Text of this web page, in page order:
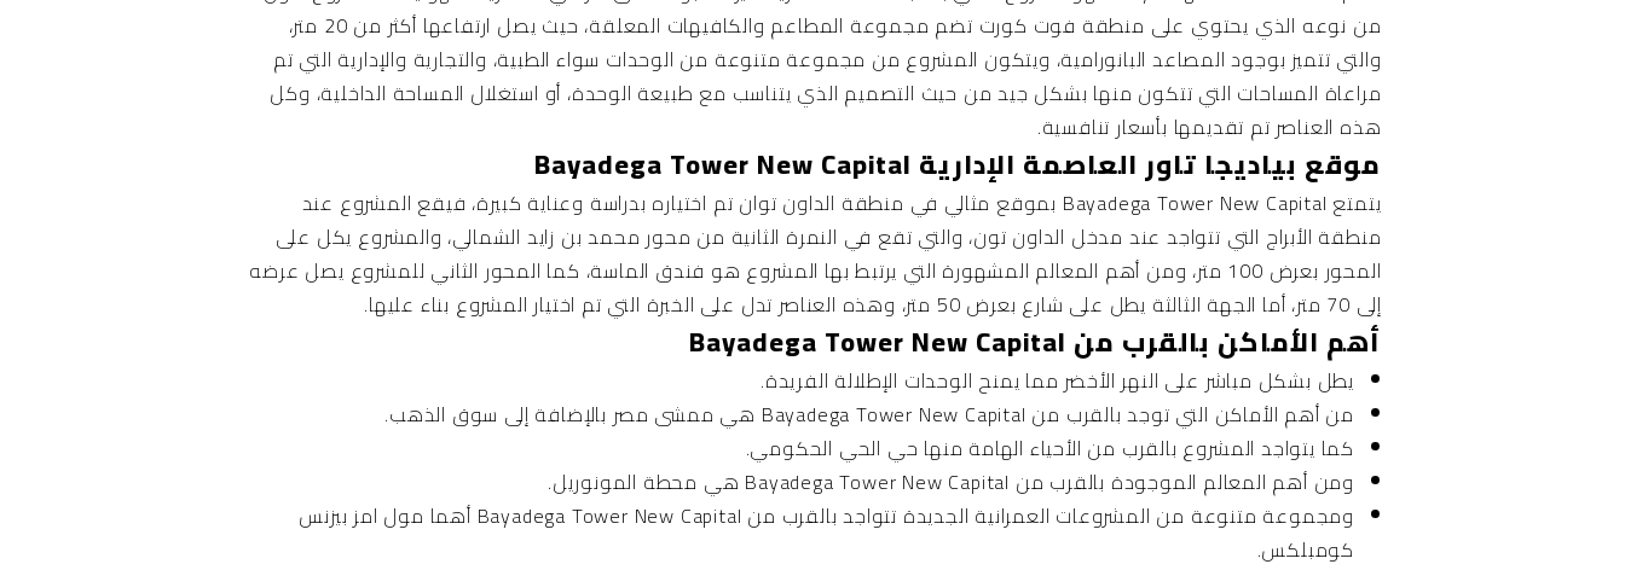
من نوعه الذي يحتوي على منطقة فوت كورت تضم مجموعة المطاعم والكافيهات المعلقة، حيث يصل ارتفاعها أكثر من 20 متر،
والتي تتميز بوجود المصاعد البانورامية، ويتكون المشروع من مجموعة متنوعة من الوحدات سواء الطبية، والتجارية والإدارية التي تم
مراعاة المساحات التي تتكون منها بشكل جيد من حيث التصميم الذي يتناسب مع طبيعة الوحدة، أو استغلال المساحة الداخلية، وكل
هذه العناصر تم تقديمها بأسعار تنافسية.
موقع بياديجا تاور العاصمة الإدارية Bayadega Tower New Capital
يتمتع Bayadega Tower New Capital بموقع مثالي في منطقة الداون توان تم اختياره بدراسة وعناية كبيرة، فيقع المشروع عند
منطقة الأبراج التي تتواجد عند مدخل الداون تون، والتي تقع في النمرة الثانية من محور محمد بن زايد الشمالي، والمشروع يكل على
المحور بعرض 100 متر، ومن أهم المعالم المشهورة التي يرتبط بها المشروع هو فندق الماسة، كما المحور الثاني للمشروع يصل عرضه
إلى 70 متر، أما الجهة الثالثة يطل على شارع بعرض 50 متر، وهذه العناصر تدل على الخبرة التي تم اختيار المشروع بناء عليها.
أهم الأماكن بالقرب من Bayadega Tower New Capital
يطل بشكل مباشر على النهر الأخضر مما يمنح الوحدات الإطلالة الفريدة.
من أهم الأماكن التي توجد بالقرب من Bayadega Tower New Capital هي ممشى مصر بالإضافة إلى سوق الذهب.
كما يتواجد المشروع بالقرب من الأحياء الهامة منها حي الحي الحكومي.
ومن أهم المعالم الموجودة بالقرب من Bayadega Tower New Capital هي محطة المونوريل.
ومجموعة متنوعة من المشروعات العمرانية الجديدة تتواجد بالقرب من Bayadega Tower New Capital أهما مول امز بيزنس
كومبلكس.